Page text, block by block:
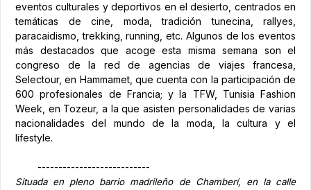
eventos culturales y deportivos en el desierto, centrados en
temáticas de cine, moda, tradición tunecina, rallyes,
paracaidismo, trekking, running, etc. Algunos de los eventos
más destacados que acoge esta misma semana son el
congreso de la red de agencias de viajes francesa,
Selectour, en Hammamet, que cuenta con la participación de
600 profesionales de Francia; y la TFW, Tunisia Fashion
Week, en Tozeur, a la que asisten personalidades de varias
nacionalidades del mundo de la moda, la cultura y el
lifestyle.
---------------------------
Situada en pleno barrio madrileño de Chamberí, en la calle